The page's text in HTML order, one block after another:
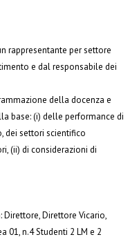
rappresentante per settore
e dal responsabile dei
della docenza e
base: (i) delle performance di
dei settori scientifico
(ii) di considerazioni di
Direttore Vicario,
01, n.4 Studenti 2 LM e 2